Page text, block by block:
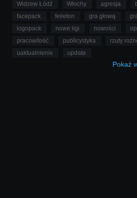
Widzew Łódź
Włochy agresja
facepack
felieton gra głową
logopack
nowe ligi nowości
pracowitość
publicystyka rzuty
uaktualnienie
update
Pokaż